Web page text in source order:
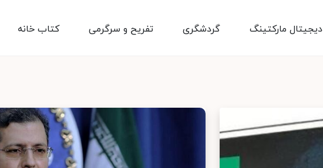
کتاب خانه تفریح و سرگرمی گردشگری دیجیتال مارکتینگ